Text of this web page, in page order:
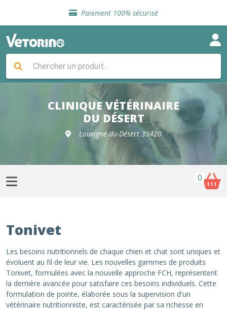
Paiement 100% sécurisé
Livraison gratuite en clinique vétérinaire
Sélection de croquettes vétérinaire
Livraison gratuite en clinique vétérinaire
Retour gratuit en clinique
Sélection de croquettes vétérinaire
CLINIQUE VÉTÉRINAIRE
DU DÉSERT
Louvigné-du-Désert 35420
0
Tonivet
Les besoins nutritionnels de chaque chien et chat sont uniques et
évoluent au fil de leur vie. Les nouvelles gammes de produits
Tonivet, formulées avec la nouvelle approche FCH, représentent
la dernière avancée pour satisfaire ces besoins individuels. Cette
formulation de pointe, élaborée sous la supervision d'un
vétérinaire nutritionniste, est caractérisée par sa richesse en